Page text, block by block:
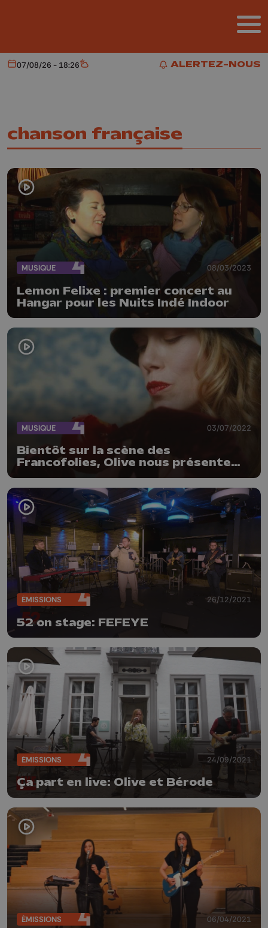
ALERTEZ-NOUS
ALERTEZ-NOUS
Aujourd'hui
07/08/26 - 18:26 Météo
chanson française
MUSIQUE 08/03/2023
Lemon Felixe : premier concert au
Hangar pour les Nuits Indé Indoor
MUSIQUE 03/07/2022
Bientôt sur la scène des
Francofolies, Olive nous présente
ÉMISSIONS 26/12/2021
52 on stage: FEFEYE
ÉMISSIONS 24/09/2021
Ça part en live: Olive et Bérode
ÉMISSIONS 06/04/2021